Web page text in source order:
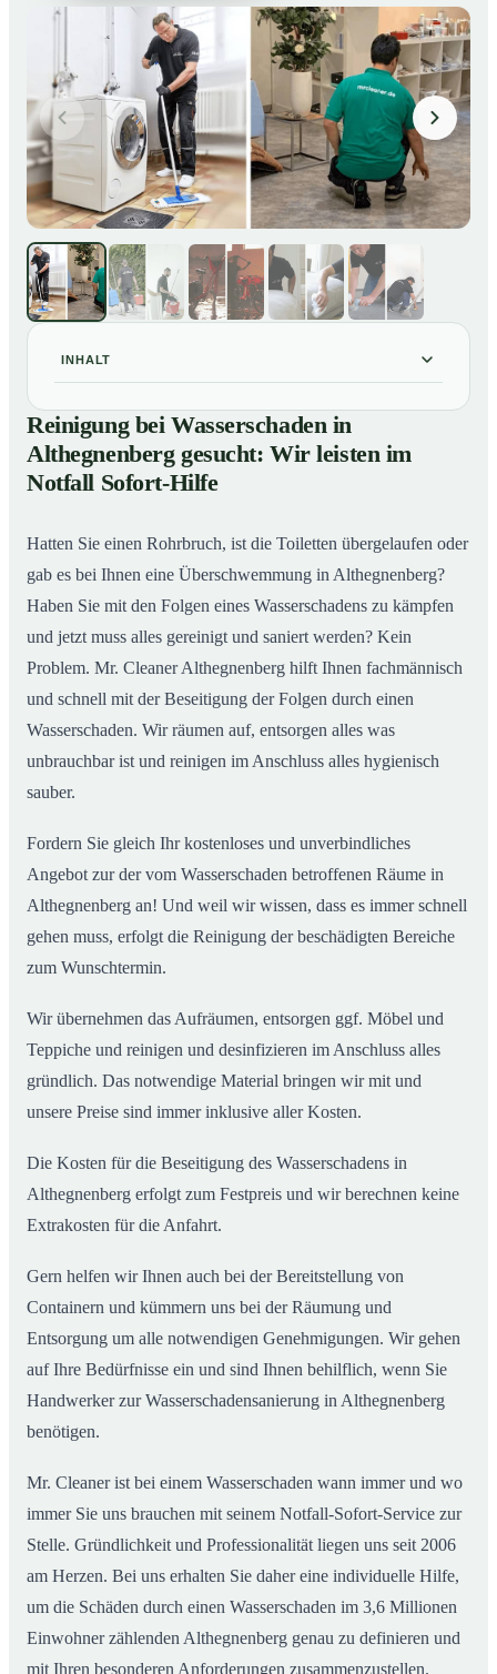
INHALT
01Reinigung bei Wasserschaden in Althegnenberg
gesucht: Wir leisten im Notfall Sofort-Hilfe
02
So läuft die Reinigung nach Wasserschaden in
Althegnenberg ab
Reinigung bei Wasserschaden in
Althegnenberg gesucht: Wir leisten im
Notfall Sofort-Hilfe
Hatten Sie einen Rohrbruch, ist die Toiletten übergelaufen oder
gab es bei Ihnen eine Überschwemmung in Althegnenberg?
Haben Sie mit den Folgen eines Wasserschadens zu kämpfen
und jetzt muss alles gereinigt und saniert werden? Kein
Problem. Mr. Cleaner Althegnenberg hilft Ihnen fachmännisch
und schnell mit der Beseitigung der Folgen durch einen
Wasserschaden. Wir räumen auf, entsorgen alles was
unbrauchbar ist und reinigen im Anschluss alles hygienisch
sauber.
Fordern Sie gleich Ihr kostenloses und unverbindliches
Angebot zur der vom Wasserschaden betroffenen Räume in
Althegnenberg an! Und weil wir wissen, dass es immer schnell
gehen muss, erfolgt die Reinigung der beschädigten Bereiche
zum Wunschtermin.
Wir übernehmen das Aufräumen, entsorgen ggf. Möbel und
Teppiche und reinigen und desinfizieren im Anschluss alles
gründlich. Das notwendige Material bringen wir mit und
unsere Preise sind immer inklusive aller Kosten.
Die Kosten für die Beseitigung des Wasserschadens in
Althegnenberg erfolgt zum Festpreis und wir berechnen keine
Extrakosten für die Anfahrt.
Gern helfen wir Ihnen auch bei der Bereitstellung von
Containern und kümmern uns bei der Räumung und
Entsorgung um alle notwendigen Genehmigungen. Wir gehen
auf Ihre Bedürfnisse ein und sind Ihnen behilflich, wenn Sie
Handwerker zur Wasserschadensanierung in Althegnenberg
benötigen.
Mr. Cleaner ist bei einem Wasserschaden wann immer und wo
immer Sie uns brauchen mit seinem Notfall-Sofort-Service zur
Stelle. Gründlichkeit und Professionalität liegen uns seit 2006
am Herzen. Bei uns erhalten Sie daher eine individuelle Hilfe,
um die Schäden durch einen Wasserschaden im 3,6 Millionen
Einwohner zählenden Althegnenberg genau zu definieren und
mit Ihren besonderen Anforderungen zusammenzustellen.